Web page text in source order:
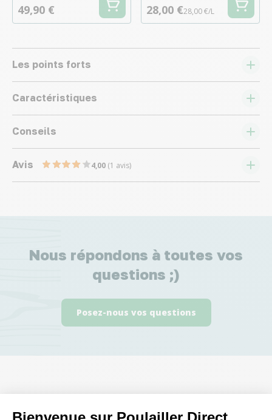
49,90 € 28,00 €28,00 €/L
Les points forts
Caractéristiques
Conseils
Avis 4,00 (1 avis)
Nous répondons à toutes vos
questions ;)
Posez-nous vos questions
Ces produits peuvent vous